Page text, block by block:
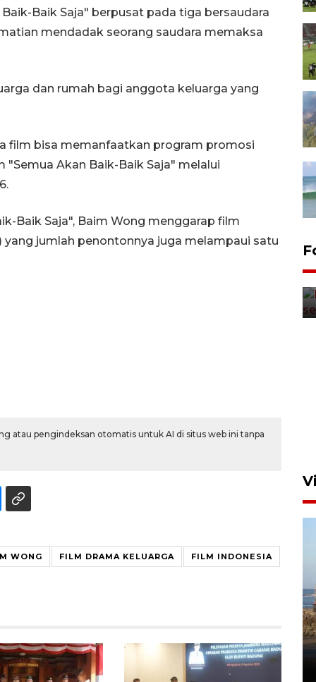
Baik Saja" berpusat pada tiga bersaudara
mendadak seorang saudara memaksa
dan rumah bagi anggota keluarga yang
film bisa memanfaatkan program promosi
"Semua Akan Baik-Baik Saja" melalui
Baik Saja", Baim Wong menggarap film
jumlah penontonnya juga melampaui satu
atau pengindeksan otomatis untuk AI di situs web ini tanpa
WONG FILM DRAMA KELUARGA FILM INDONESIA
5 Agustus 2026 07:33
mangrove
26 Juli 2026 21:18